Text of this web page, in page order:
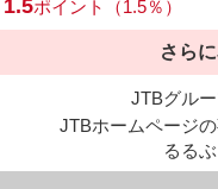
1.5ポイント（1.5％）
さら
JTBグル
JTBホームページ
るる